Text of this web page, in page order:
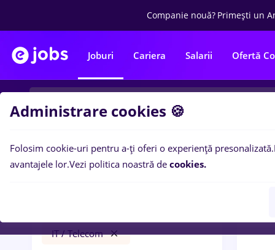
Companie nouă? Primești un
Joburi Cariera Salarii Ofertă
Filtre
IT / Telecom
0
Administrare cookies 🍪
Folosim cookie-uri pentru a-ți oferi o experiență presonalizată.
avantajele lor.Vezi politica noastră de cookies.